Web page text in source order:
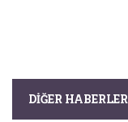
DIĞER HABERLER